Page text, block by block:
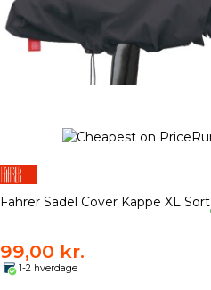
Fahrer Sadel Cover Kappe XL Sort
99,00 kr.
1-2 hverdage